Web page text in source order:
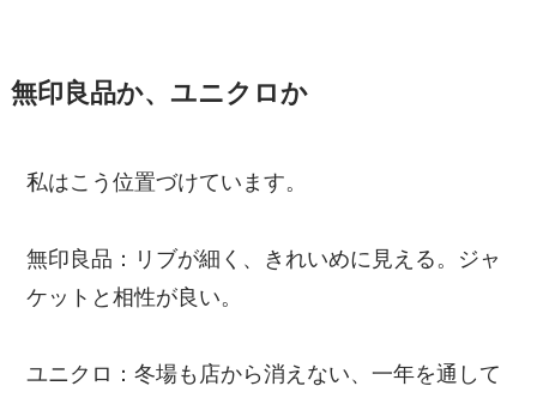
無印良品か、ユニクロか
私はこう位置づけています。
無印良品：リブが細く、きれいめに見える。ジャ
ケットと相性が良い。
ユニクロ：冬場も店から消えない、一年を通して